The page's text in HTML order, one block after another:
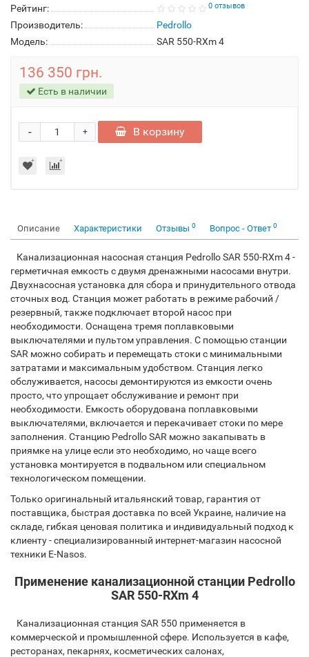
Рейтинг: 0 отзывов
Производитель:
Pedrollo
Модель:
SAR 550-RXm 4
136 350 грн.
Есть в наличии
+
- В корзину
Описание Характеристики Отзывы 0 Вопрос - Ответ 0
Канализационная насосная станция Pedrollo SAR 550-RXm 4 -
герметичная емкость с двумя дренажными насосами внутри.
Двухнасосная установка для сбора и принудительного отвода
сточных вод. Станция может работать в режиме рабочий /
резервный, также подключает второй насос при
необходимости. Оснащена тремя поплавковыми
выключателями и пультом управления. С помощью станции
SAR можно собирать и перемещать стоки с минимальными
затратами и максимальным удобством. Станция легко
обслуживается, насосы демонтируются из емкости очень
просто, что упрощает обслуживание и ремонт при
необходимости. Емкость оборудована поплавковыми
выключателями, включается и перекачивает стоки по мере
заполнения. Станцию Pedrollo SAR можно закапывать в
приямке на улице если это необходимо, но чаще всего
установка монтируется в подвальном или специальном
технологическом помещении.
Только оригинальный итальянский товар, гарантия от
поставщика, быстрая доставка по всей Украине, наличие на
складе, гибкая ценовая политика и индивидуальный подход к
клиенту - специализированный интернет-магазин насосной
техники E-Nasos.
Применение канализационной станции Pedrollo
SAR 550-RXm 4
Канализационная станция SAR 550 применяется в
коммерческой и промышленной сфере. Используется в кафе,
ресторанах, пекарнях, косметических салонах,